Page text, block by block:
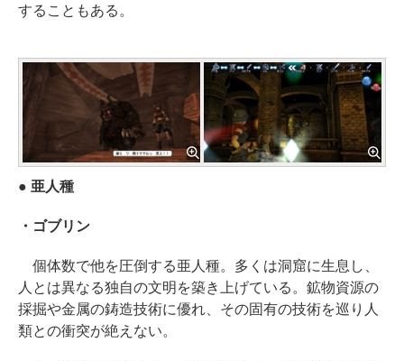
することもある。
● 亜人種
・ゴブリン
個体数で他を圧倒する亜人種。多くは洞窟に生息し、
人とは異なる独自の文明を築き上げている。鉱物資源の
採掘や金属の鋳造技術に優れ、その固有の技術を巡り人
類との衝突が絶えない。